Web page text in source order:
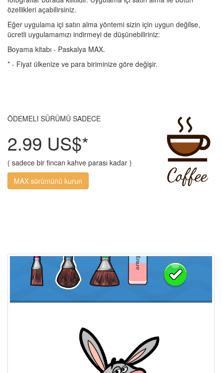
özellikleri açabilirsiniz.
Eğer uygulama içi satın alma yöntemi sizin için uygun değilse,
ücretli uygulamamızı indirmeyi de düşünebiliriniz:
Boyama kitabı - Paskalya MAX.
* - Fiyat ülkenize ve para biriminize göre değişir.
ÖDEMELI SÜRÜMÜ SADECE
2.99 US$*
( sadece bir fincan kahve parası kadar )
MAX sürümünü kurun